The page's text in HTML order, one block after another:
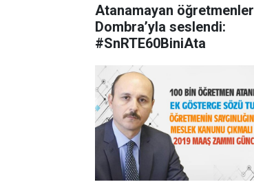
Atanamayan öğretmenler
Dombra’yla seslendi:
#SnRTE60BiniAta